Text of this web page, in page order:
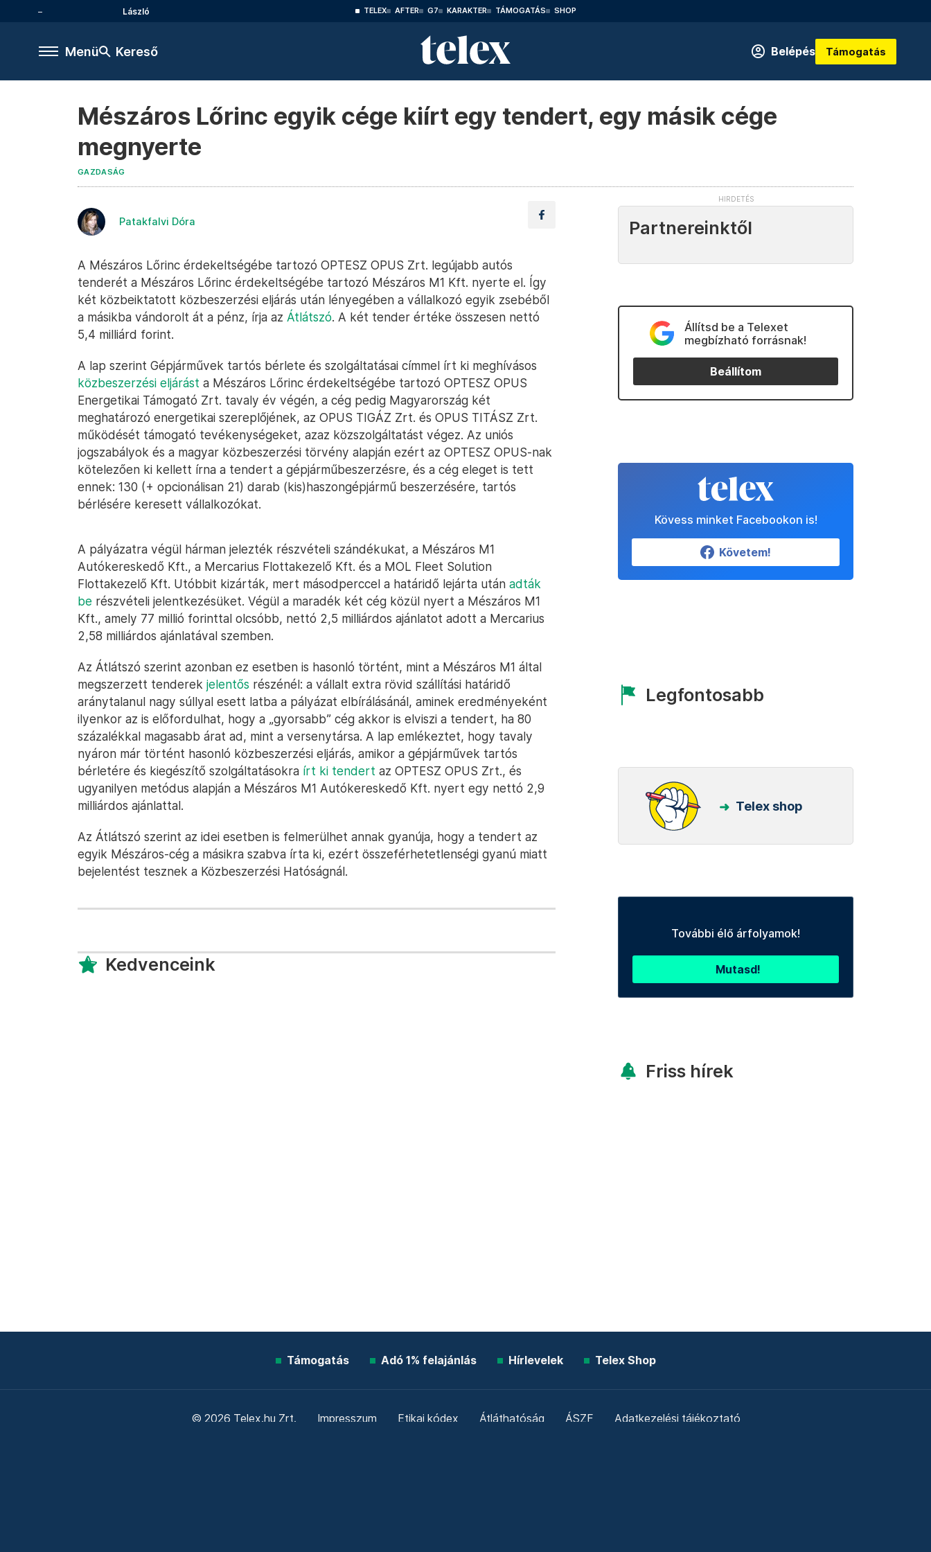
László TELEX AFTER G7 KARAKTER TÁMOGATÁS SHOP
Menü Kereső Belépés Támogatás
Mészáros Lőrinc egyik cége kiírt egy tendert, egy másik cége
megnyerte
GAZDASÁG
Patakfalvi Dóra
A Mészáros Lőrinc érdekeltségébe tartozó OPTESZ OPUS Zrt. legújabb autós
tenderét a Mészáros Lőrinc érdekeltségébe tartozó Mészáros M1 Kft. nyerte el. Így
két közbeiktatott közbeszerzési eljárás után lényegében a vállalkozó egyik zsebéből
a másikba vándorolt át a pénz, írja az Átlátszó. A két tender értéke összesen nettó
5,4 milliárd forint.
A lap szerint Gépjárművek tartós bérlete és szolgáltatásai címmel írt ki meghívásos
közbeszerzési eljárást a Mészáros Lőrinc érdekeltségébe tartozó OPTESZ OPUS
Energetikai Támogató Zrt. tavaly év végén, a cég pedig Magyarország két
meghatározó energetikai szereplőjének, az OPUS TIGÁZ Zrt. és OPUS TITÁSZ Zrt.
működését támogató tevékenységeket, azaz közszolgáltatást végez. Az uniós
jogszabályok és a magyar közbeszerzési törvény alapján ezért az OPTESZ OPUS-nak
kötelezően ki kellett írna a tendert a gépjárműbeszerzésre, és a cég eleget is tett
ennek: 130 (+ opcionálisan 21) darab (kis)haszongépjármű beszerzésére, tartós
bérlésére keresett vállalkozókat.
A pályázatra végül hárman jelezték részvételi szándékukat, a Mészáros M1
Autókereskedő Kft., a Mercarius Flottakezelő Kft. és a MOL Fleet Solution
Flottakezelő Kft. Utóbbit kizárták, mert másodperccel a határidő lejárta után adták
be részvételi jelentkezésüket. Végül a maradék két cég közül nyert a Mészáros M1
Kft., amely 77 millió forinttal olcsóbb, nettó 2,5 milliárdos ajánlatot adott a Mercarius
2,58 milliárdos ajánlatával szemben.
Az Átlátszó szerint azonban ez esetben is hasonló történt, mint a Mészáros M1 által
megszerzett tenderek jelentős részénél: a vállalt extra rövid szállítási határidő
aránytalanul nagy súllyal esett latba a pályázat elbírálásánál, aminek eredményeként
ilyenkor az is előfordulhat, hogy a „gyorsabb” cég akkor is elviszi a tendert, ha 80
százalékkal magasabb árat ad, mint a versenytársa. A lap emlékeztet, hogy tavaly
nyáron már történt hasonló közbeszerzési eljárás, amikor a gépjárművek tartós
bérletére és kiegészítő szolgáltatásokra írt ki tendert az OPTESZ OPUS Zrt., és
ugyanilyen metódus alapján a Mészáros M1 Autókereskedő Kft. nyert egy nettó 2,9
milliárdos ajánlattal.
Az Átlátszó szerint az idei esetben is felmerülhet annak gyanúja, hogy a tendert az
egyik Mészáros-cég a másikra szabva írta ki, ezért összeférhetetlenségi gyanú miatt
bejelentést tesznek a Közbeszerzési Hatóságnál.
Kedvenceink
Partnereinktől
Állítsd be a Telexet
megbízható forrásnak!
Beállítom
Kövess minket Facebookon is!
Követem!
Legfontosabb
Telex shop
További élő árfolyamok!
Mutasd!
Friss hírek
Támogatás Adó 1% felajánlás Hírlevelek Telex Shop
© 2026 Telex.hu Zrt. Impresszum Etikai kódex Átláthatóság ÁSZF Adatkezelési tájékoztató